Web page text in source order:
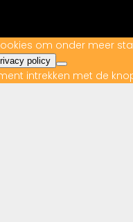
om onder meer
policy
intrekken met de